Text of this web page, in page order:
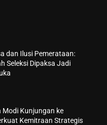
dan Ilusi Pemerataan:
Seleksi Dipaksa Jadi
Modi Kunjungan ke
Kemitraan Strategis